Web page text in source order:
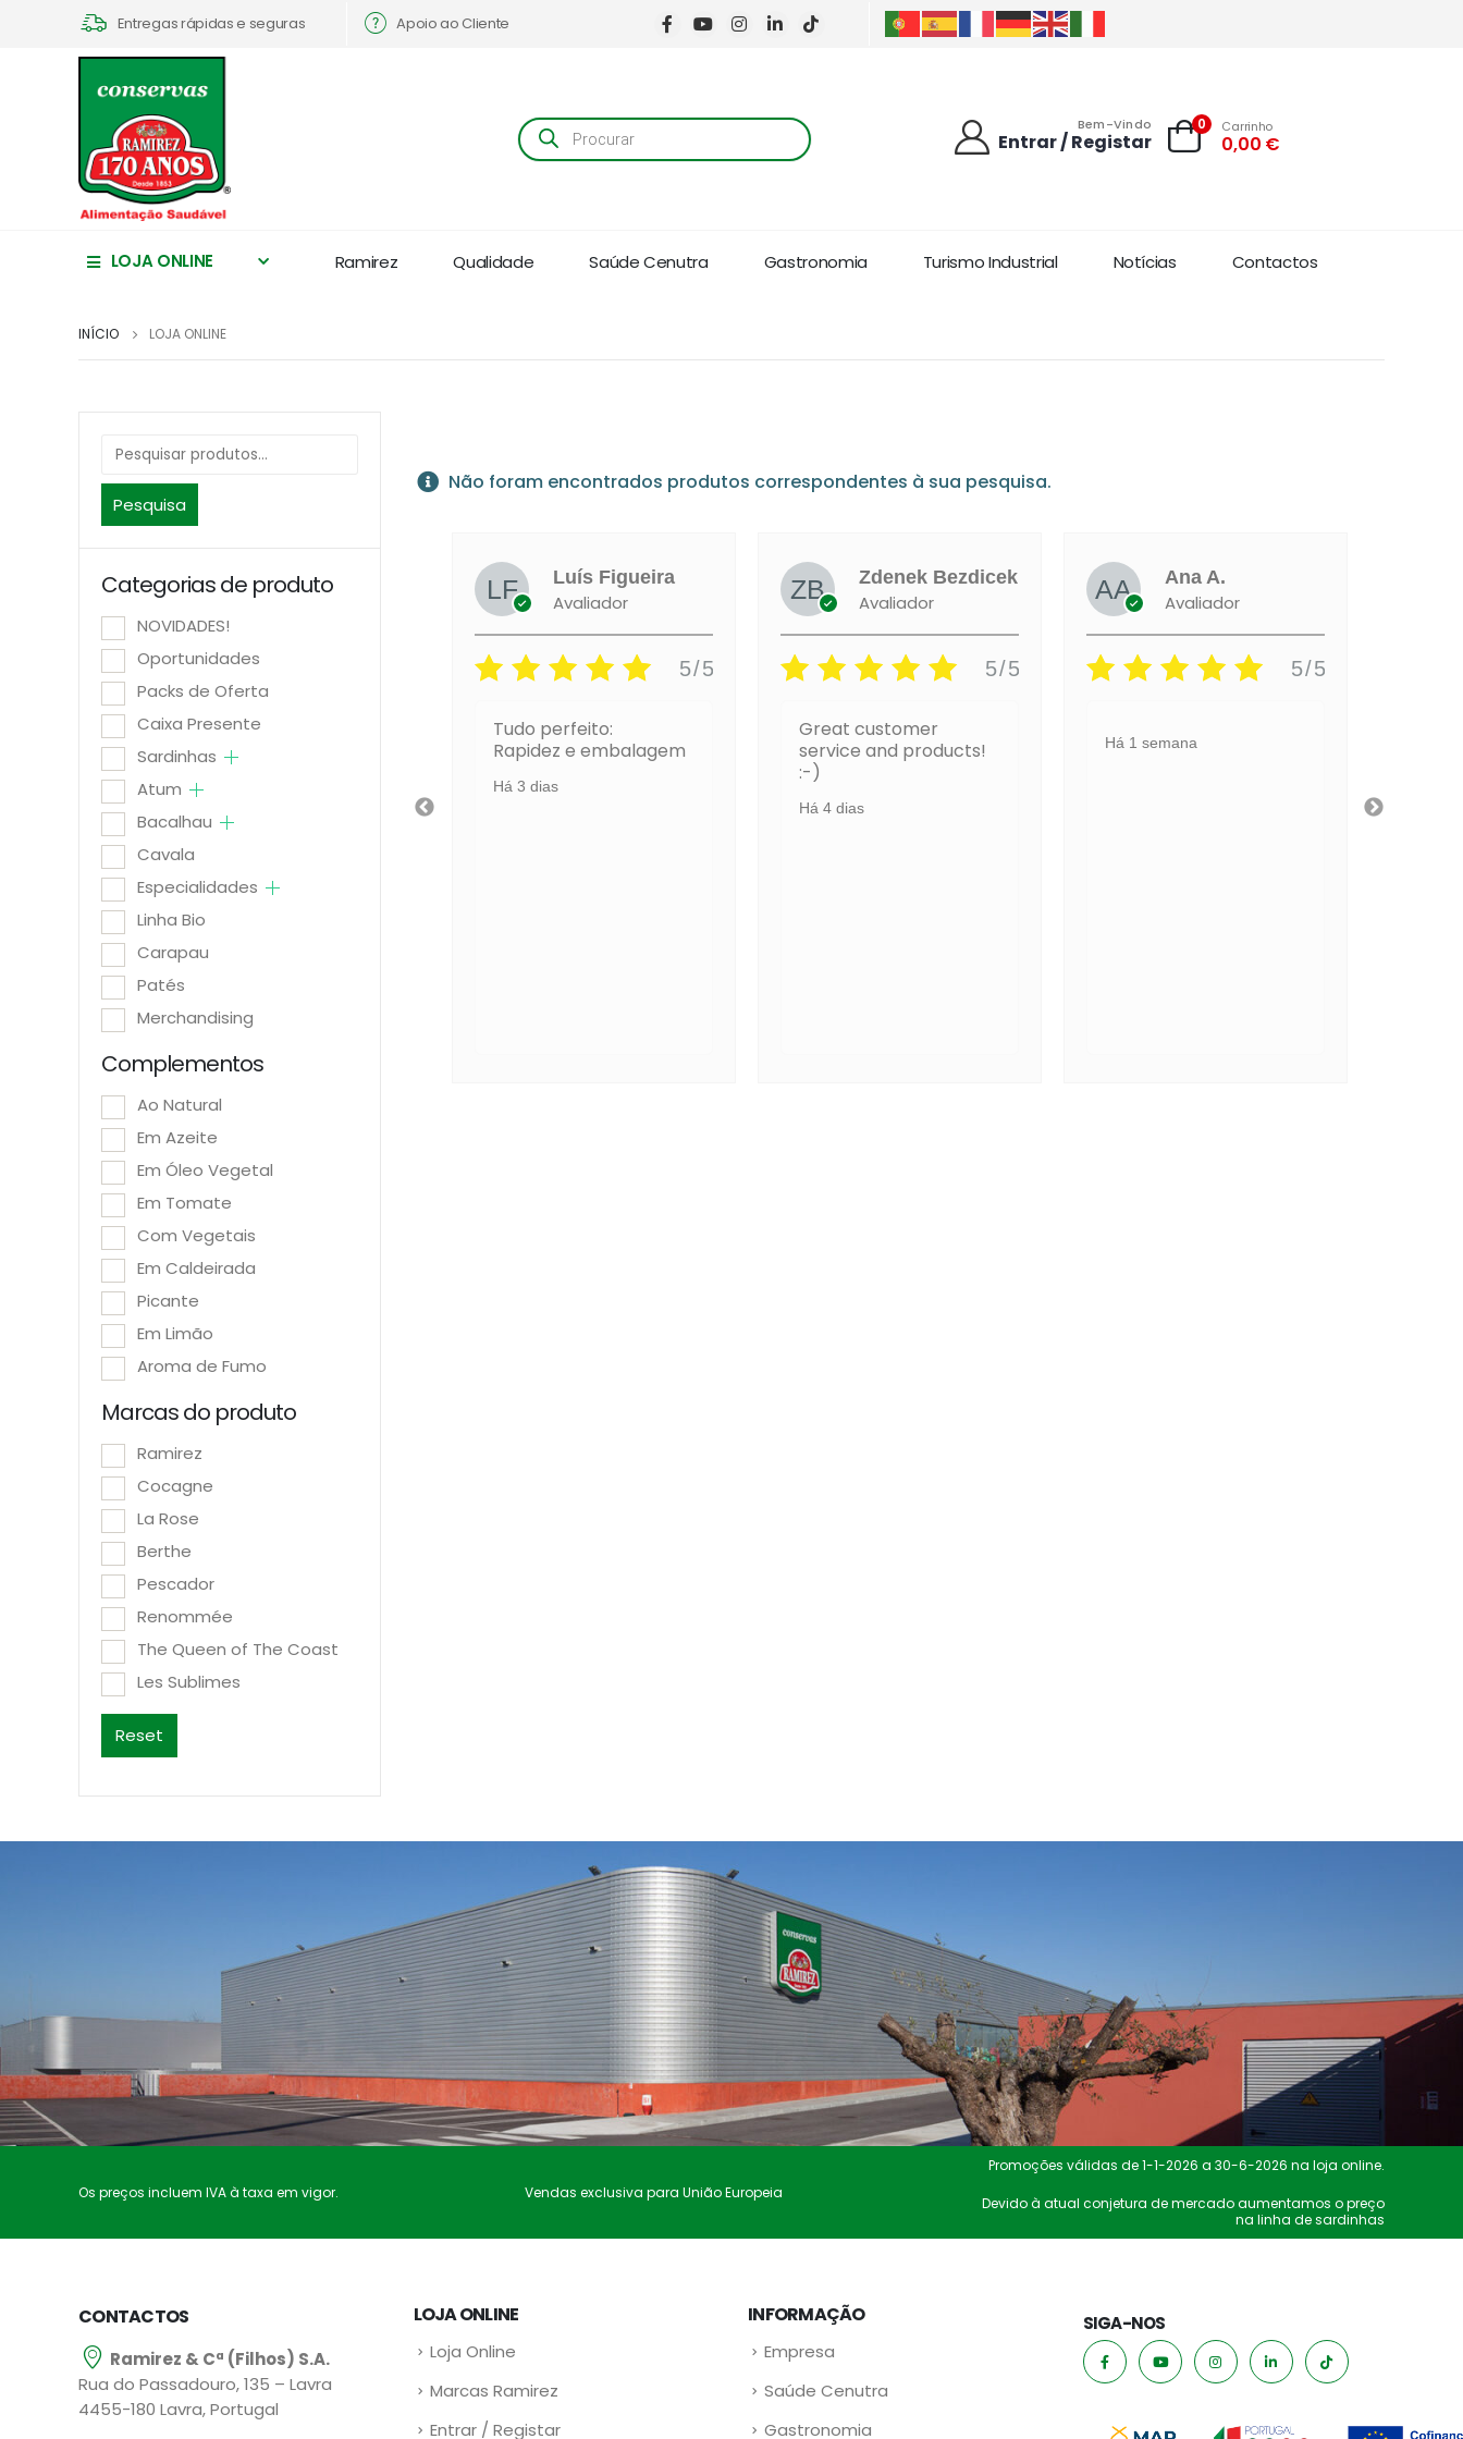
Entregas rápidas e seguras Apoio ao Cliente
Products
search
Bem-Vindo
Entrar / Registar
0 Carrinho
0,00 €
LOJA ONLINE Ramirez Qualidade Saúde Cenutra Gastronomia Turismo Industrial Notícias Contactos
INÍCIO LOJA ONLINE
Não foram encontrados produtos correspondentes à sua pesquisa.
Maria A.
5/5
Luís Figueira
5/5
Rapidez e embalagem
Zdenek Bezdicek
5/5
service and products!
Ana A.
5/5
Há 1 semana
Avaliador
Pesquisa
Categorias de produto
NOVIDADES!
Oportunidades
Packs de Oferta
Caixa Presente
Sardinhas
Atum
Bacalhau
Cavala
Especialidades
Linha Bio
Carapau
Patés
Merchandising
Complementos
Ao Natural
Em Azeite
Em Óleo Vegetal
Em Tomate
Com Vegetais
Em Caldeirada
Picante
Em Limão
Aroma de Fumo
Marcas do produto
Ramirez
Cocagne
La Rose
Berthe
Pescador
Renommée
The Queen of The Coast
Les Sublimes
Reset
Os preços incluem IVA à taxa em vigor. Vendas exclusiva para União Europeia
Promoções válidas de 1-1-2026 a 30-6-2026 na loja online.
Devido à atual conjetura de mercado aumentamos o preço
na linha de sardinhas
CONTACTOS
Ramirez & Cª (Filhos) S.A.
Rua do Passadouro, 135 – Lavra
4455-180 Lavra, Portugal
LOJA ONLINE
Loja Online
Marcas Ramirez
Entrar / Registar
INFORMAÇÃO
Empresa
Saúde Cenutra
Gastronomia
SIGA-NOS